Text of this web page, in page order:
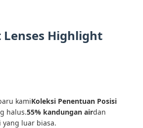
Highlight
kamiKoleksi Penentuan Posisi
halus.55% kandungan airdan
luar biasa.